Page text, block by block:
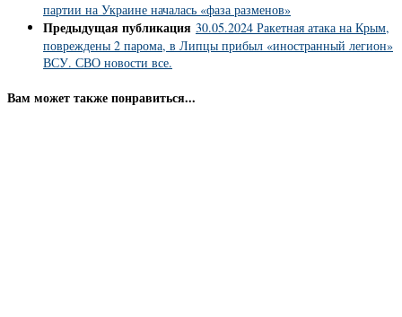
партии на Украине началась «фаза разменов»
Предыдущая публикация 30.05.2024 Ракетная атака на Крым,
повреждены 2 парома, в Липцы прибыл «иностранный легион»
ВСУ. СВО новости все.
Вам может также понравиться...